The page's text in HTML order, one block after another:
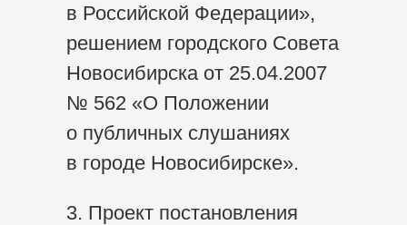
в Российской Федерации»,
решением городского Совета
Новосибирска от 25.04.2007
№ 562 «О Положении
о публичных слушаниях
в городе Новосибирске».
3. Проект постановления